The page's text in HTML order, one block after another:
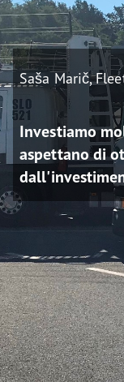
Saša Marič,
Investiamo
aspettano di